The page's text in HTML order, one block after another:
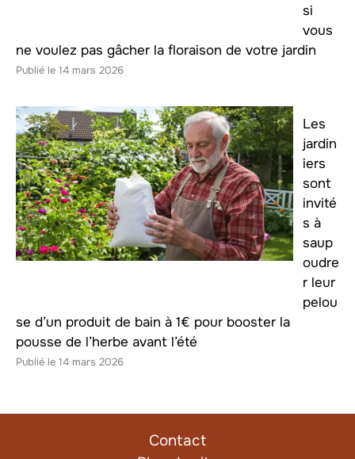
si
vous
ne voulez pas gâcher la floraison de votre jardin
14 mars 2026
Les
jardin
iers
sont
invité
s à
saup
oudre
r leur
pelou
se d’un produit de bain à 1€ pour booster la
pousse de l’herbe avant l’été
14 mars 2026
Contact